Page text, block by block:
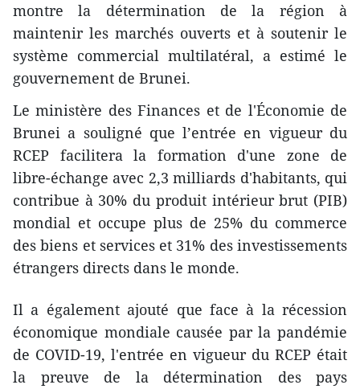
montre la détermination de la région à
maintenir les marchés ouverts et à soutenir le
système commercial multilatéral, a estimé le
gouvernement de Brunei.
Le ministère des Finances et de l'Économie de
Brunei a souligné que l’entrée en vigueur du
RCEP facilitera la formation d'une zone de
libre-échange avec 2,3 milliards d'habitants, qui
contribue à 30% du produit intérieur brut (PIB)
mondial et occupe plus de 25% du commerce
des biens et services et 31% des investissements
étrangers directs dans le monde.
Il a également ajouté que face à la récession
économique mondiale causée par la pandémie
de COVID-19, l'entrée en vigueur du RCEP était
la preuve de la détermination des pays